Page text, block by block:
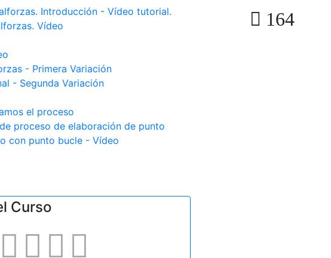
164
Introducción - Vídeo tutorial.
Vídeo
- Primera Variación
- Segunda Variación
el proceso
proceso de elaboración de punto
con punto bucle - Vídeo
Curso